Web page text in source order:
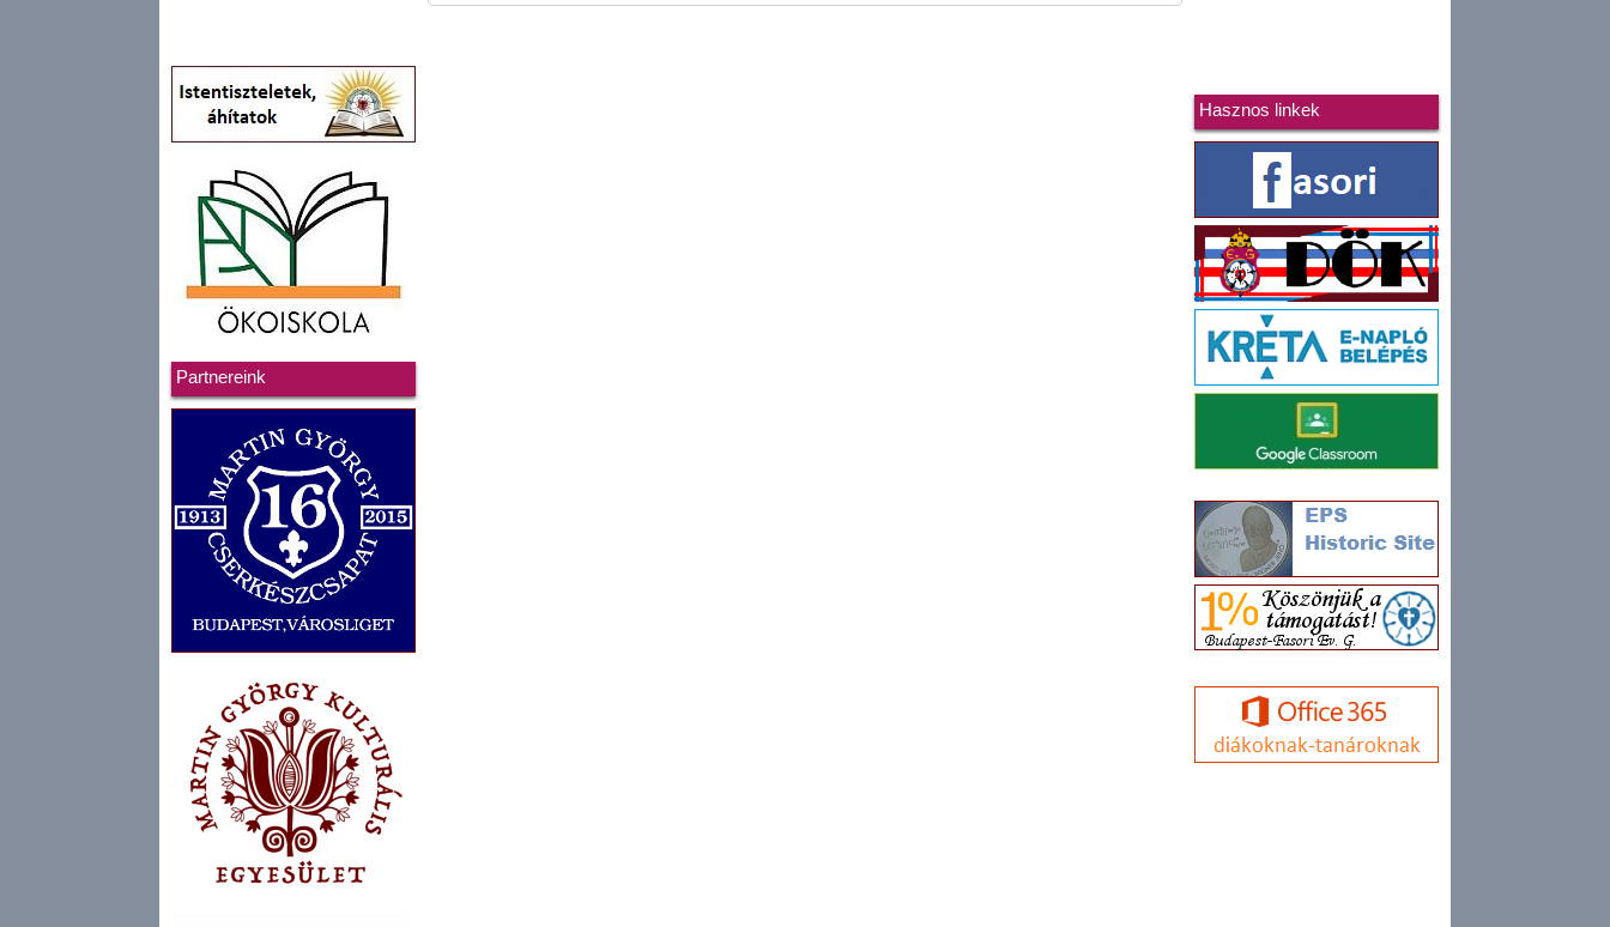
Partnereink
Hasznos linkek